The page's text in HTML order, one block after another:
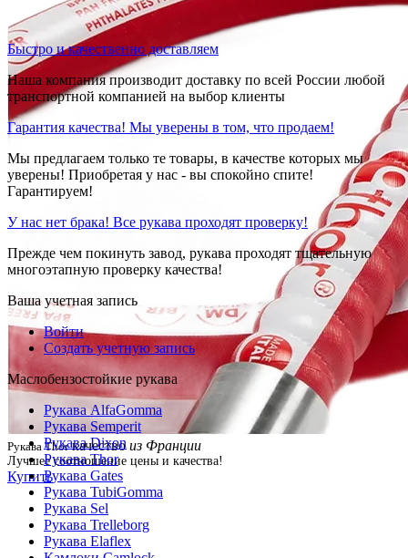
Рукава Thorкачествоиз Франции
Лучшее соотношение цены и качества!
Купить
Быстро и качественно доставляем
Наша компания производит доставку по всей России любой
транспортной компанией на выбор клиенты
Гарантия качества! Мы уверены в том, что продаем!
Мы предлагаем только те товары, в качестве которых мы
уверены! Приобретая у нас - вы спокойно спите!
Гарантируем!
У нас нет брака! Все рукава проходят проверку!
Прежде чем покинуть завод, рукава проходят тщательную
многоэтапную проверку качества!
Ваша учетная запись
Войти
Создать учетную запись
Маслобензостойкие рукава
Рукава AlfaGomma
Рукава Semperit
Рукава Dixon
Рукава Thor
Рукава Gates
Рукава TubiGomma
Рукава Sel
Рукава Trelleborg
Рукава Elaflex